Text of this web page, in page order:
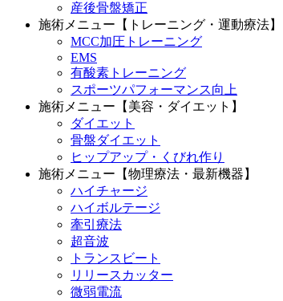
産後骨盤矯正
施術メニュー【トレーニング・運動療法】
MCC加圧トレーニング
EMS
有酸素トレーニング
スポーツパフォーマンス向上
施術メニュー【美容・ダイエット】
ダイエット
骨盤ダイエット
ヒップアップ・くびれ作り
施術メニュー【物理療法・最新機器】
ハイチャージ
ハイボルテージ
牽引療法
超音波
トランスビート
リリースカッター
微弱電流